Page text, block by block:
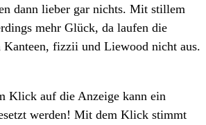
dann lieber gar nichts. Mit stillem
mehr Glück, da laufen die
Kanteen, fizzii und Liewood nicht aus.
Klick auf die Anzeige kann ein
werden! Mit dem Klick stimmt